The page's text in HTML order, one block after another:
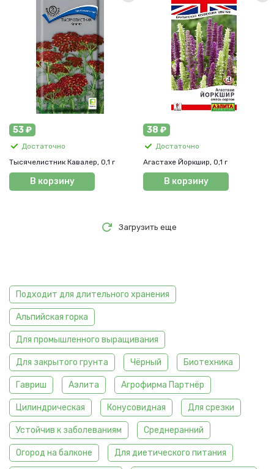
53 ₽
Достаточно
Тысячелистник Кавалер, 0,1 г
В корзину
38 ₽
Достаточно
Агастахе Йоркшир, 0,1 г
В корзину
Загрузить еще
Подходит для длительного хранения
Альпийская горка
Для промышленного выращивания
Для закрытого грунта Чёрный Биотехника
Гавриш Аэлита Агрофирма Партнёр
Цилиндрическая Конусовидная Для срезки
Устойчив к заболеваниям Среднеранний
Огород на балконе Для диетического питания